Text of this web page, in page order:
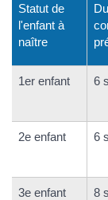
Statut de
l'enfant à
naître
1er enfant 6
2e enfant 6
3e enfant
8